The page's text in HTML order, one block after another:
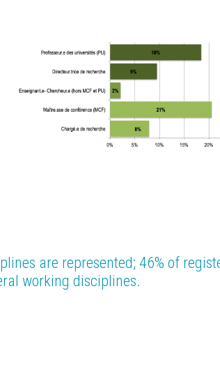
Image
are represented; 46% of
working disciplines.